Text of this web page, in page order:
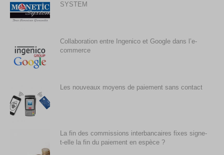
SYSTEM
Collaboration entre Ingenico et Google dans l’e-
commerce
Les nouveaux moyens de paiement sans contact
La fin des commissions interbancaires fixes signe-
t-elle la fin du paiement en espèce ?